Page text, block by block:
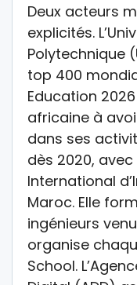
Deux acteurs
explicités.
Polytechnique
top 400
Education
africaine à
dans ses
dès 2020,
International
Maroc. Elle
ingénieurs
organise
School.